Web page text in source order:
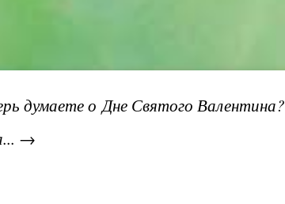
думаете о Дне Святого Валентина?
→